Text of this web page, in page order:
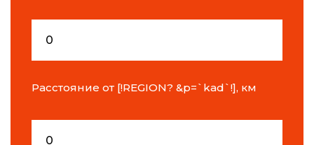
Расстояние от [!REGION? &p=`kad`!], км